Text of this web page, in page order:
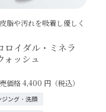
脂や汚れを吸着し優しく
ロイダル・ミネラ
ォッシュ
価格 4,400 円（税込）
ジング・洗顔